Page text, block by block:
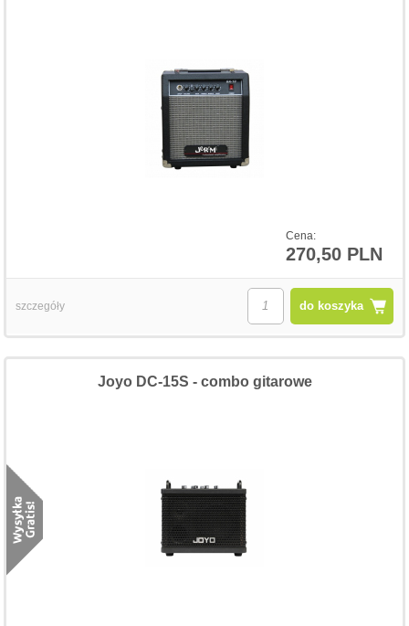
Cena:
270,50 PLN
do koszyka
szczegóły
Joyo DC-15S - combo gitarowe